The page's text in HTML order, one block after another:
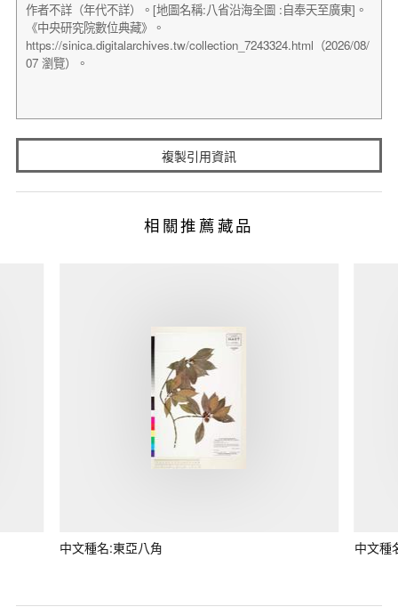
複製引用資訊
相關推薦藏品
中文種名:東亞八角 中文種